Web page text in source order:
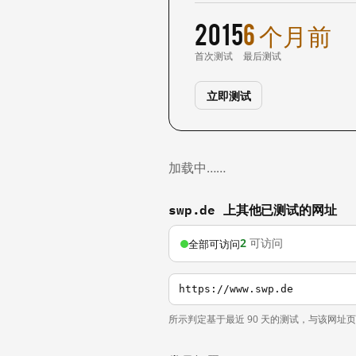
2015
首次测试
6 个月前
最后测试
立即测试
加载中……
swp.de 上其他已测试的网址
全部可访问2 可访问
https://www.swp.de
所示判定基于最近 90 天的测试，与该网址页